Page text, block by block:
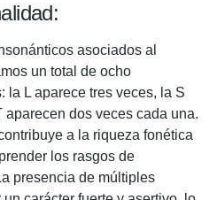
asociados al
un total de ocho
la L aparece tres veces, la S
aparecen dos veces cada una.
a la riqueza fonética
los rasgos de
presencia de múltiples